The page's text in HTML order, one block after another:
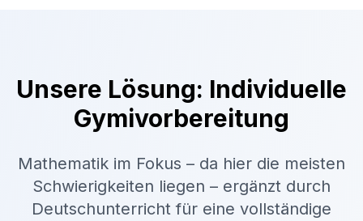
Unsere Lösung: Individuelle
Gymivorbereitung
Mathematik im Fokus – da hier die meisten
Schwierigkeiten liegen – ergänzt durch
Deutschunterricht für eine vollständige